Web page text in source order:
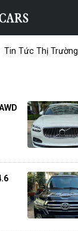
Tin Tức Thị Trường